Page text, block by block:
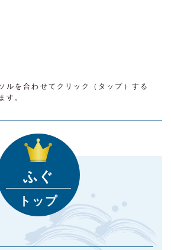
ルを合わせてクリック（タップ）する
す。
ふぐ
トップ